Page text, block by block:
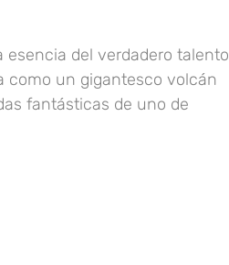
esencia del verdadero talento
como un gigantesco volcán
fantásticas de uno de